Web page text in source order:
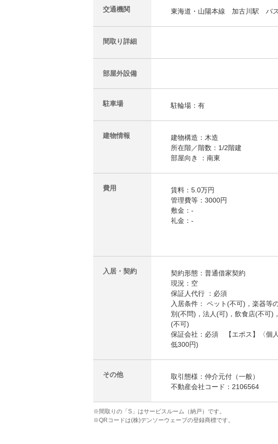
交通機関 東海道・山陽本線 加古川駅 バ
間取り詳細
部屋外設備
駐車場 駐輪場：有
建物情報
建物構造：木造
所在階／階数：1/2階建
部屋向き ：南東
費用
賃料：5.0万円
管理費等：3000円
敷金：-
礼金：-
入居・契約 契約形態： 普通借家契約
現況：空
保証人代行 ：必須
入居条件： ペット(不可)，楽器等
別(不問)，法人(可)，飲食店(不可)
(不可)
保証会社：必須 【エポス】〈個
低300円)
その他
取引態様：仲介元付（一般）
不動産会社コード：2106564
※間取りの「S」はサービスルーム（納戸）です。
※QRコードは(株)デンソーウェーブの登録商標です。